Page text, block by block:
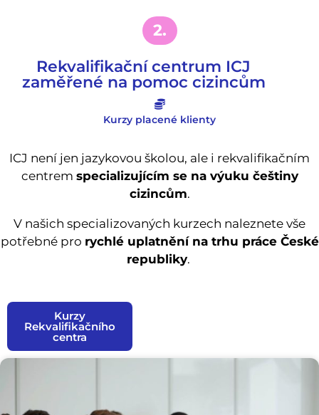
2.
Rekvalifikační centrum ICJ
zaměřené na pomoc cizincům
Kurzy placené klienty
ICJ není jen jazykovou školou, ale i rekvalifikačním
centrem specializujícím se na výuku češtiny
cizincům.
V našich specializovaných kurzech naleznete vše
potřebné pro rychlé uplatnění na trhu práce České
republiky.
Kurzy
Rekvalifikačního
centra